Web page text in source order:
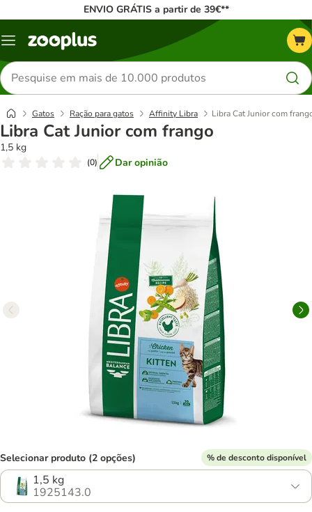
ENVIO GRÁTIS a partir de 39€**
Menu
Pesquisar
produtos
Gatos Ração para gatos Affinity Libra Libra Cat Junior com
Libra Cat Junior com frango
1,5 kg
(0) Dar opinião
Selecionar produto (2 opções) % de desconto disponível
1,5 kg
1925143.0